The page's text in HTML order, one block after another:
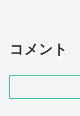
コメント